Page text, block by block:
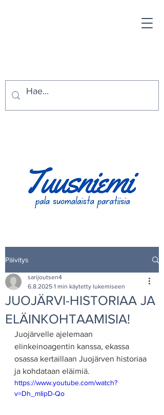
Päivitys
JUOJÄRVI-HISTORIAA JA
ELÄINKOHTAAMISIA!
sarijoutsen4
6.8.2025 1 min käytetty lukemiseen
Juojärvelle ajelemaan
elinkeinoagentin kanssa, ekassa
osassa kertaillaan Juojärven historiaa
ja kohdataan eläimiä.
https://www.youtube.com/watch?
v=Dh_mIipD-Qo